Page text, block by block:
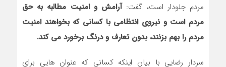
مردم جلودار است، گفت: آرامش و امنیت مطالبه به حق
مردم است و نیروی انتظامی با کسانی که بخواهند امنیت
مردم را بهم بزنند، بدون تعارف و درنگ برخورد می کند.
سردار رضایی با بیان اینکه کسانی که عنوان هایی برای